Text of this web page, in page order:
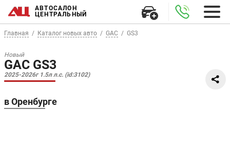
АВТОСАЛОН
ЦЕНТРАЛЬНЫЙ
Главная Каталог новых авто GAC GS3
Новый
GAC GS3
2025-2026г 1.5л л.с. (id:3102)
в Оренбурге